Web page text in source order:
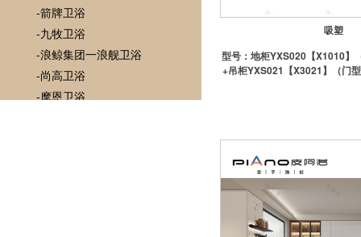
-箭牌卫浴
-九牧卫浴
-浪鲸集团一浪舰卫浴
-尚高卫浴
-摩恩卫浴
吸塑
型号： 地柜YXS020【X1010】
+吊柜YXS021【X3021】（门